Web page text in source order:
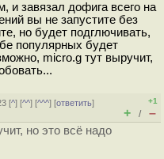
и завязал дофига всего на
вы не запустите без
но будет подглючивать,
популярных будет
micro.g тут выручит,
[^] [^^] [^^^] [ответить]
+1
+ / –
но это всё надо